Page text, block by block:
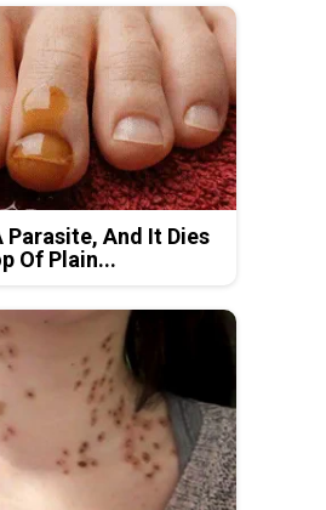
Parasite, And It Dies
Of Plain...